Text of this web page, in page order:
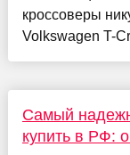
кроссоверы
Volkswagen T-
Самый
купить в РФ: